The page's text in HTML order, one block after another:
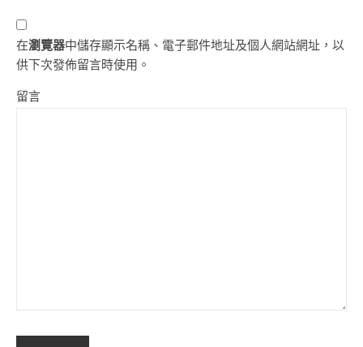
在瀏覽器中儲存顯示名稱、電子郵件地址及個人網站網址，以
供下次發佈留言時使用。
留言